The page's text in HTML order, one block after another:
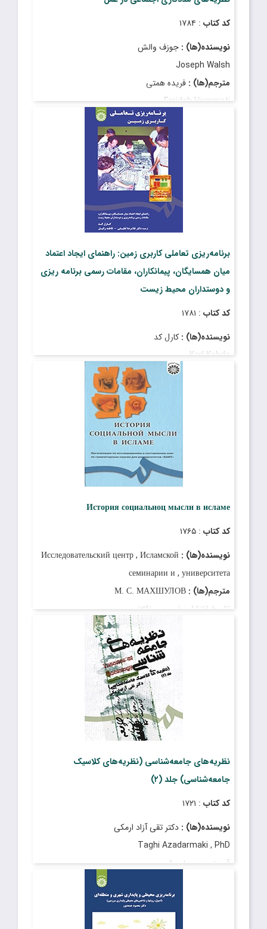
کد کتاب : ۱۷۸۴
نویسنده(ها) : جوزف والش
Joseph Walsh
مترجم(ها) : فریده همتی
Farideh Hemmati
: آبان ۱۳۹۸
برنامه‌ریزی تعاملی کاربری زمین: راهنمای ایجاد اعتماد
میان همسایگان، پیمانکاران، مقامات رسمی برنامه ریزی
و دوستداران محیط زیست
کد کتاب : ۱۷۸۱
نویسنده(ها) : کارل کد
Karl Kehde
دکتر غلامرضا لطیفی و فاطمه وکیل
Gholam Reza Latifi , PhD , Fatemeh Vakil
: فروردین ۱۳۹۳
История социальноц мысли в исламе
کد کتاب : ۱۷۶۵
نویسنده(ها) : Исследовательский центр , Исламской
семинарии и , университета
مترجم(ها) : М. С. МАХШУЛОВ
تاریخ انتشار: فروردین ۱۳۹۱
نظریه‌های جامعه‌شناسی (نظریه‌های کلاسیک
جامعه‌شناسی) جلد (۲)
کد کتاب : ۱۷۲۱
نویسنده(ها) : دکتر تقی آزاد ارمکی
Taghi Azadarmaki , PhD
قیمت: ۸۰٬۰۰۰ ریال